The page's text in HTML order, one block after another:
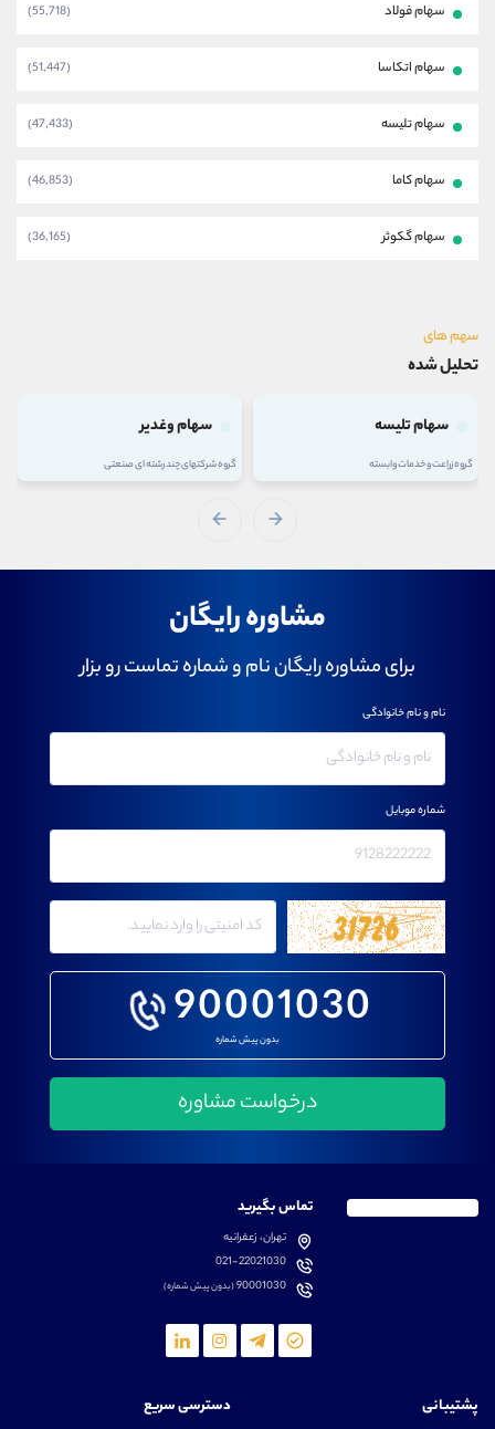
سهام فولاد (55,718)
سهام اتکاسا (51,447)
سهام تلیسه (47,433)
سهام کاما (46,853)
سهام گکوثر (36,165)
سهم های
تحلیل شده
سهام تلیسه
گروه زراعت و خدمات وابسته
سهام وغدیر
گروه شرکتهای چند رشته ای صنعتی
مشاوره رایگان
برای مشاوره رایگان نام و شماره تماست رو بزار
90001030
بدون پیش شماره
نام و نام خانوادگی
شماره موبایل
تماس بگیرید
تهران، زعفرانیه
021-22021030
90001030(بدون پیش شماره)
پشتیبانی دسترسی سریع